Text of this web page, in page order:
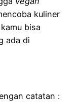
kuliner
bisa
ada di
catatan :